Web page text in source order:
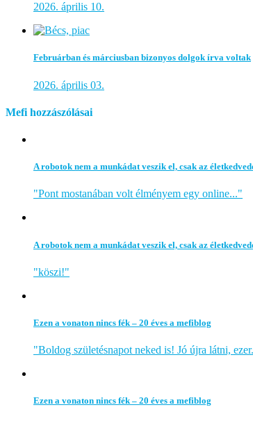
2026. április 10.
Februárban és márciusban bizonyos dolgok írva voltak
2026. április 03.
Mefi hozzászólásai
A robotok nem a munkádat veszik el, csak az
"Pont mostanában volt élményem egy online..."
A robotok nem a munkádat veszik el, csak az
"köszi!"
Ezen a vonaton nincs fék – 20 éves a mefiblog
"Boldog születésnapot neked is! Jó újra látni,
Ezen a vonaton nincs fék – 20 éves a mefiblog